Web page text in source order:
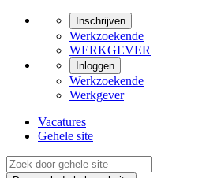
Inschrijven
Werkzoekende
WERKGEVER
Inloggen
Werkzoekende
Werkgever
Vacatures
Gehele site